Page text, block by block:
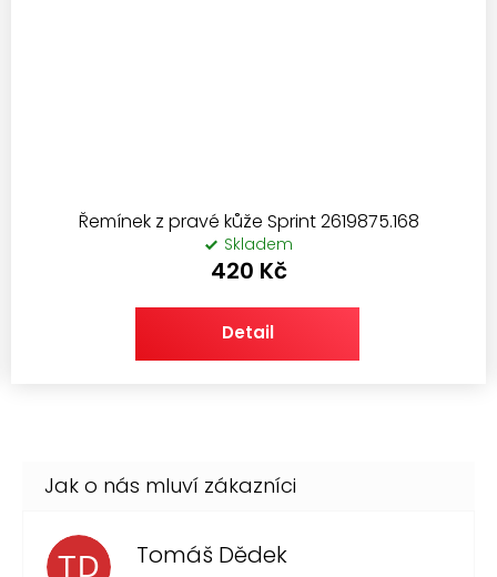
Řemínek z pravé kůže Sprint 2619875.168
Skladem
420 Kč
Detail
TD Tomáš Dědek